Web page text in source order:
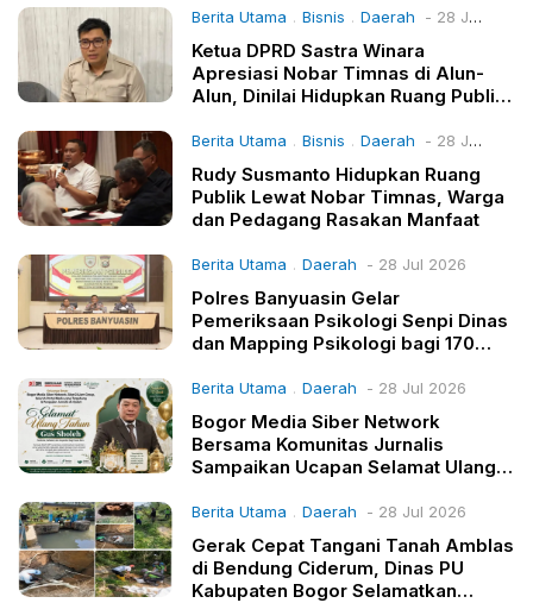
Berita Utama . Bisnis . Daerah - 28 Jul 2026
Ketua DPRD Sastra Winara
Apresiasi Nobar Timnas di Alun-
Alun, Dinilai Hidupkan Ruang Publik
Berita Utama . Bisnis . Daerah - 28 Jul 2026
Rudy Susmanto Hidupkan Ruang
Publik Lewat Nobar Timnas, Warga
dan Pedagang Rasakan Manfaat
Berita Utama . Daerah - 28 Jul 2026
Polres Banyuasin Gelar
Pemeriksaan Psikologi Senpi Dinas
dan Mapping Psikologi bagi 170
Berita Utama . Daerah - 28 Jul 2026
Bogor Media Siber Network
Bersama Komunitas Jurnalis
Sampaikan Ucapan Selamat Ulang
Berita Utama . Daerah - 28 Jul 2026
Gerak Cepat Tangani Tanah Amblas
di Bendung Ciderum, Dinas PU
Kabupaten Bogor Selamatkan